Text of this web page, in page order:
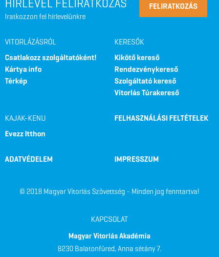
HÍRLEVÉL FELIRATKOZÁS
Iratkozzon fel hírlevelünkre
FELIRATKOZÁS
VITORLÁZÁSRÓL
Csatlakozz szolgáltatóként!
Kártya info
Térkép
KERESŐK
Kikötő kereső
Rendezvénykereső
Szolgáltató kereső
Vitorlás Túrakereső
KAJAK-KENU
Evezz Itthon
FELHASZNÁLÁSI FELTÉTELEK
ADATVÉDELEM IMPRESSZUM
© 2018 Magyar Vitorlás Szövettség - Minden jog fenntartva!
KAPCSOLAT
Magyar Vitorlás Akadémia
8230 Balatonfüred, Anna sétány 7.